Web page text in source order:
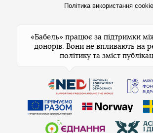
Політика використання
«Бабель» працює за підтримки
донорів. Вони не впливають на
політику та зміст